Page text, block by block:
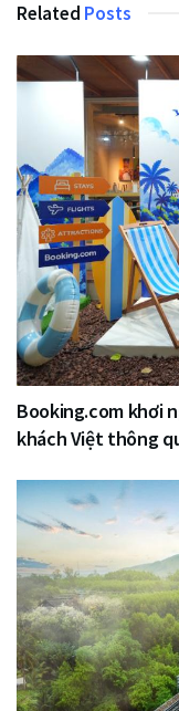
Related Posts
Booking.com khơi
khách Việt thông